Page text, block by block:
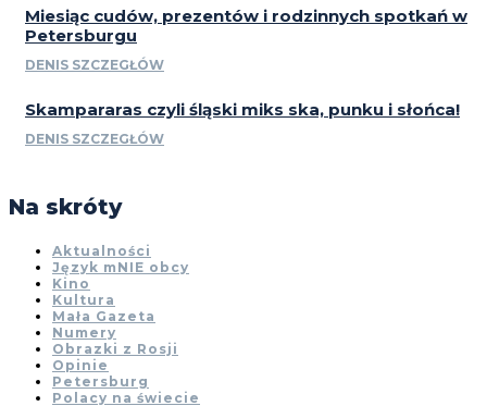
Miesiąc cudów, prezentów i rodzinnych spotkań w
Petersburgu
DENIS SZCZEGŁÓW
Skampararas czyli śląski miks ska, punku i słońca!
DENIS SZCZEGŁÓW
Na skróty
Aktualności
Język mNIE obcy
Kino
Kultura
Mała Gazeta
Numery
Obrazki z Rosji
Opinie
Petersburg
Polacy na świecie